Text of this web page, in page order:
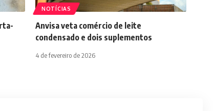
NOTÍCIAS
Anvisa veta comércio de leite
condensado e dois suplementos
4 de fevereiro de 2026